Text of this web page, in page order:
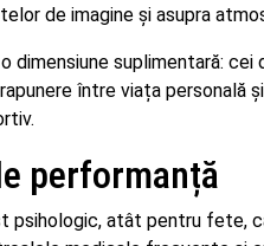
de imagine și asupra
dimensiune suplimentară: cei
între viața personală
performanță
psihologic, atât pentru fete,